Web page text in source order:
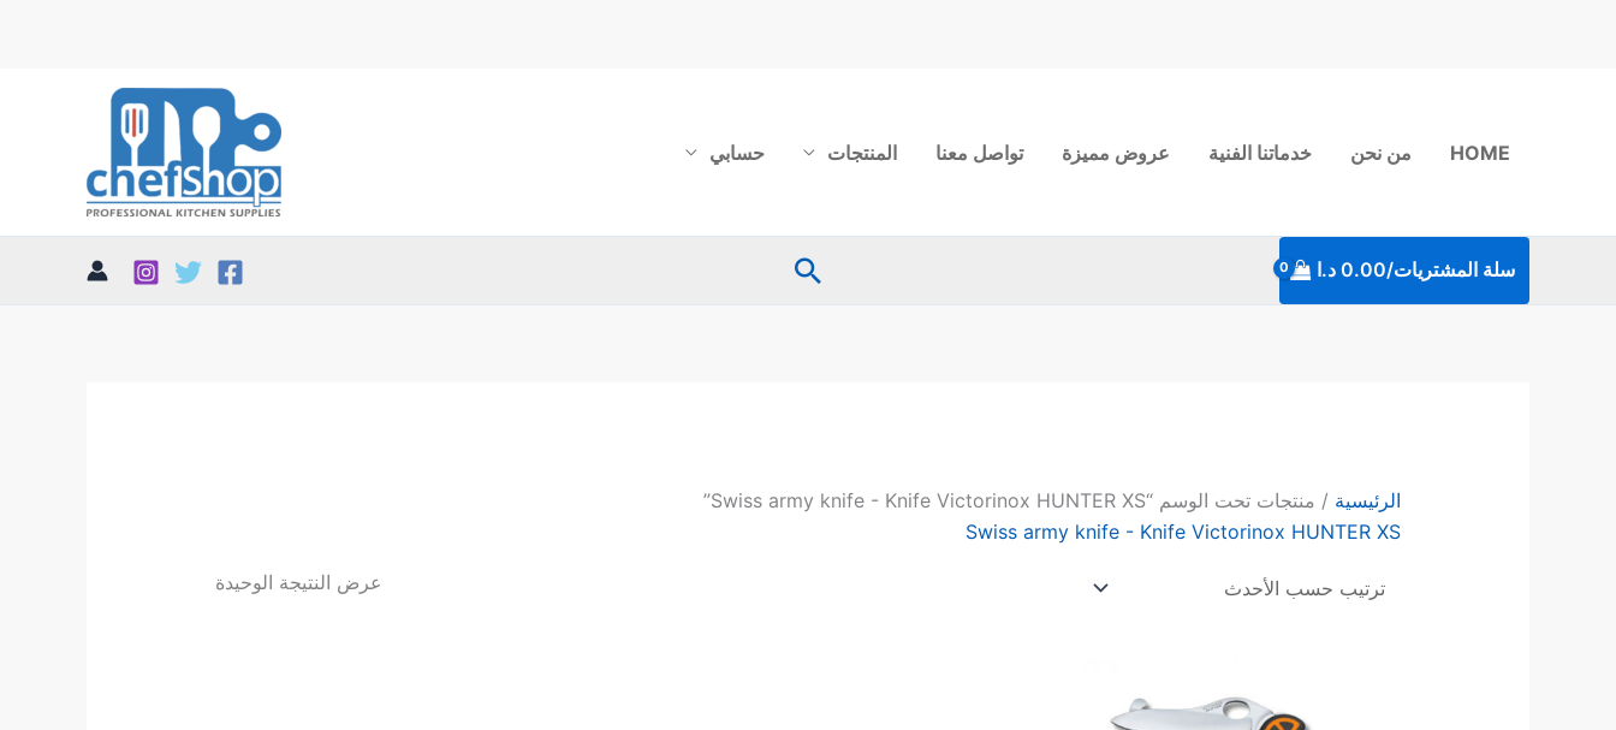
HOME من نحن خدماتنا الفنية عروض مميزة تواصل معنا المنتجات حسابي
سلة المشتريات/0.00 د.ا البحث
الرئيسية / منتجات تحت الوسم “Swiss army knife - Knife Victorinox HUNTER XS”
Swiss army knife - Knife Victorinox HUNTER XS
عرض النتيجة الوحيدة